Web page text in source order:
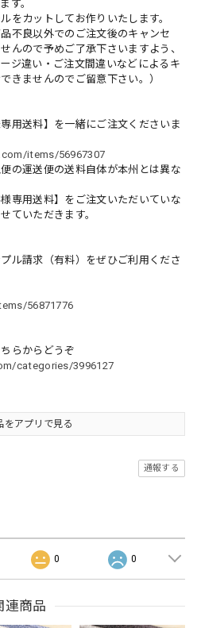
す。
をカットしてお作りいたします。
不良以外でのご注文後のキャンセ
んので予めご了承下さいますよう、
ジ違い・ご注文間違いなどによるキ
きませんのでご留意下さい。）
用送料】を一緒にご注文くださいま
items/56967307
の運送便の送料自体が本州とは異な
専用送料】をご注文いただいていな
ていただきます。
ル請求（有料）をぜひご利用くださ
56871776
らからどうぞ
categories/3996127
をアプリで見る
通報する
0 0
連商品